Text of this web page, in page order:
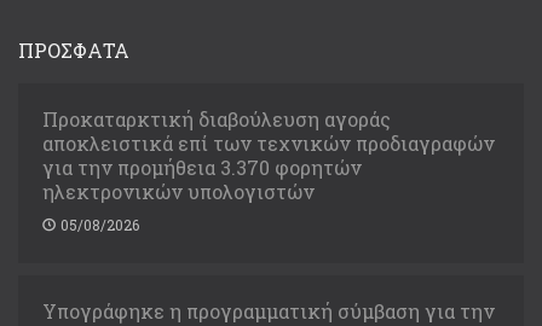
ΠΡΟΣΦΑΤΑ
Προκαταρκτική διαβούλευση αγοράς
αποκλειστικά επί των τεχνικών προδιαγραφών
για την προμήθεια 3.370 φορητών
ηλεκτρονικών υπολογιστών
05/08/2026
Υπογράφηκε η προγραμματική σύμβαση για την